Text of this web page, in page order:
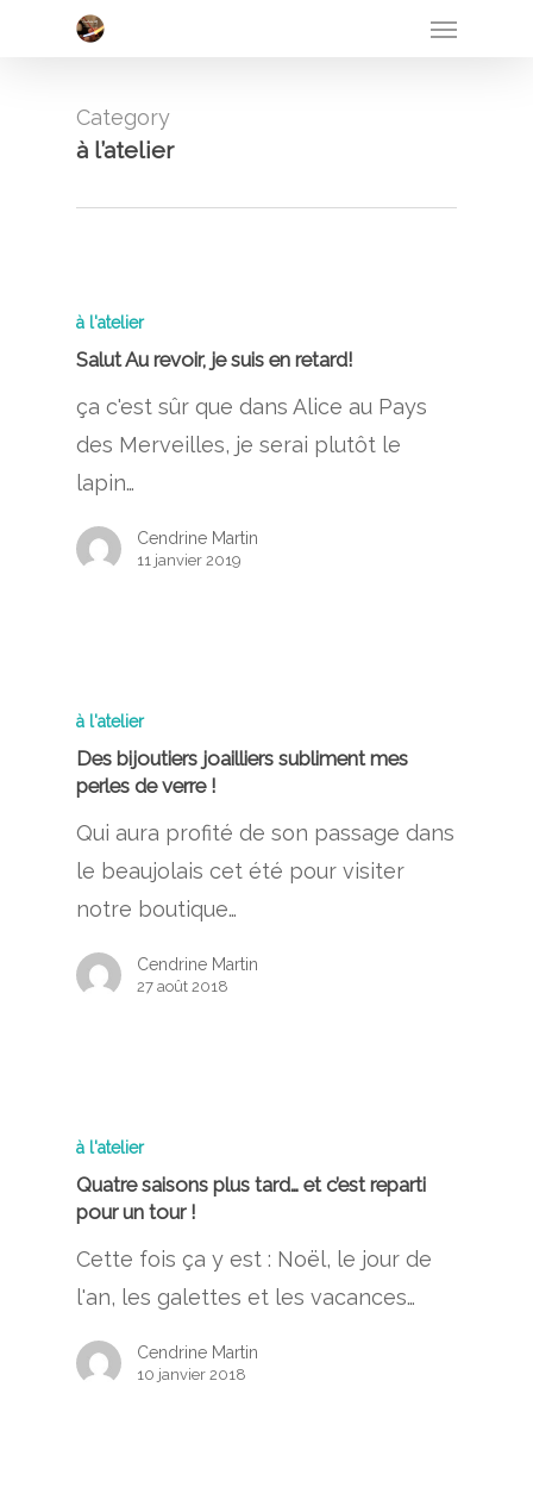
Category
à l’atelier
à l'atelier
Salut Au revoir, je suis en retard!
ça c'est sûr que dans Alice au Pays
des Merveilles, je serai plutôt le
lapin…
Cendrine Martin
11 janvier 2019
à l'atelier
Des bijoutiers joailliers subliment mes
perles de verre !
Qui aura profité de son passage dans
le beaujolais cet été pour visiter
notre boutique…
Cendrine Martin
27 août 2018
à l'atelier
Quatre saisons plus tard… et c’est reparti
pour un tour !
Cette fois ça y est : Noël, le jour de
l'an, les galettes et les vacances…
Cendrine Martin
10 janvier 2018